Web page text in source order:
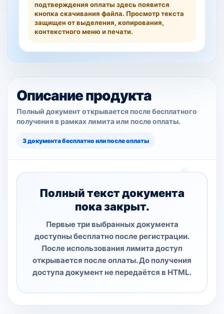
подтверждения оплаты здесь появится
кнопка скачивания файла. Просмотр текста
защищен от выделения, копирования,
контекстного меню и печати.
Описание продукта
Полный документ открывается после бесплатного
получения в рамках лимита или после оплаты.
3 документа бесплатно или после оплаты
Полный текст документа
пока закрыт.
Первые три выбранных документа
доступны бесплатно после регистрации.
После использования лимита доступ
открывается после оплаты. До получения
доступа документ не передаётся в HTML.